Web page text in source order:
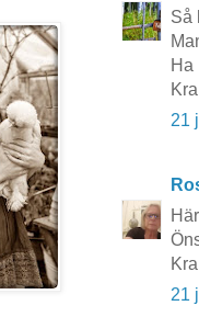
Så
Ha
21
21